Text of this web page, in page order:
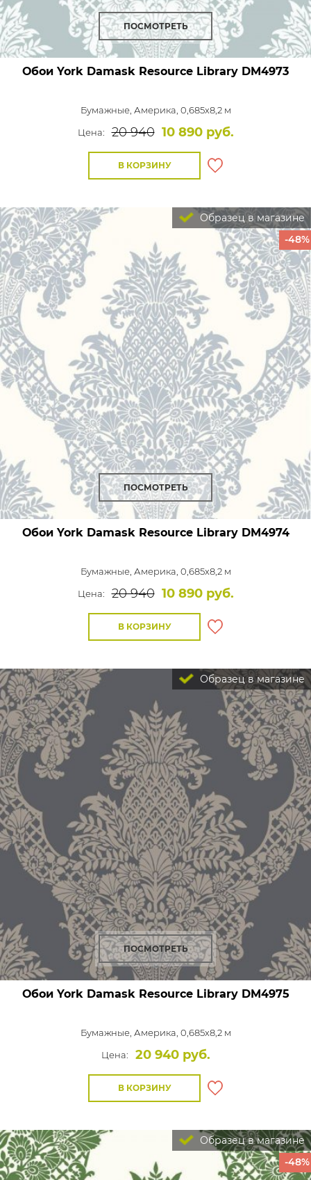
ПОСМОТРЕТЬ
Обои York Damask Resource Library DM4973
Бумажные, Америка, 0,685x8,2 м
Цена:
20 940 10 890 руб.
В КОРЗИНУ
Образец в магазине
-48%
ПОСМОТРЕТЬ
Обои York Damask Resource LibraryDM4974
Бумажные, Америка, 0,685x8,2 м
Цена:
20 940 10 890 руб.
В КОРЗИНУ
Образец в магазине
ПОСМОТРЕТЬ
Обои York Damask Resource LibraryDM4975
Бумажные, Америка, 0,685x8,2 м
Цена:
20 940 руб.
В КОРЗИНУ
Образец в магазине
-48%